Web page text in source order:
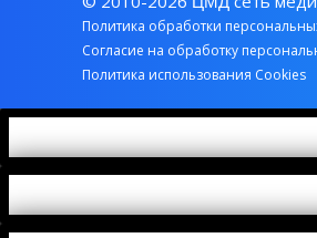
Политика обработки
Согласие на обработку
Политика использования Cookies